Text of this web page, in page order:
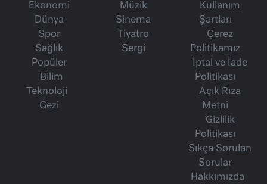
Ekonomi
Dünya
Spor
Sağlık
Popüler
Bilim
Teknoloji
Gezi
Müzik
Sinema
Tiyatro
Sergi
Kullanım
Şartları
Çerez
Politikamız
İptal ve İade
Politikası
Açık Rıza
Metni
Gizlilik
Politikası
Sıkça Sorulan
Sorular
Hakkımızda